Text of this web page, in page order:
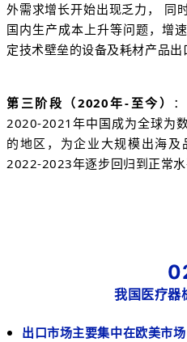
外需求增长开始出现乏力， 同
国内生产成本上升等问题，增
定技术壁垒的设备及耗材产品出
第三阶段（2020年-至今）
2020-2021年中国成为全球为
的地区，为企业大规模出海及
2022-2023年逐步回归到正常水
我国医疗器
出口市场主要集中在欧美市场